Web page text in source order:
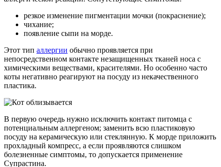
резкое изменение пигментации мочки (покраснение);
чихание;
появление сыпи на морде.
Этот тип аллергии обычно проявляется при
непосредственном контакте незащищенных тканей носа с
химическими веществами, красителями. Но особенно часто
коты негативно реагируют на посуду из некачественного
пластика.
В первую очередь нужно исключить контакт питомца с
потенциальным аллергеном; заменить всю пластиковую
посуду на керамическую или стеклянную. К морде приложить
прохладный компресс, а если проявляются слишком
болезненные симптомы, то допускается применение
Супрастина.